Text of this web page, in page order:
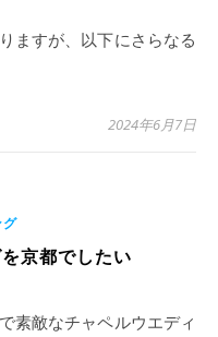
2024年6月7日
京都でしたい